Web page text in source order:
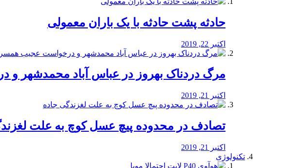
️حادثه پشت حادثه با یک باران معمولی
اکتبر 22, 2019
مرگ دردناک بهروز در عباس آباد
اکتبر 21, 2019
تصادف در محدوده پیچ عسل کوچ به علت
اکتبر 21, 2019
تکنولوژی